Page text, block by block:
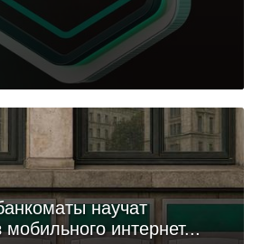
научат
мобильного интернет...